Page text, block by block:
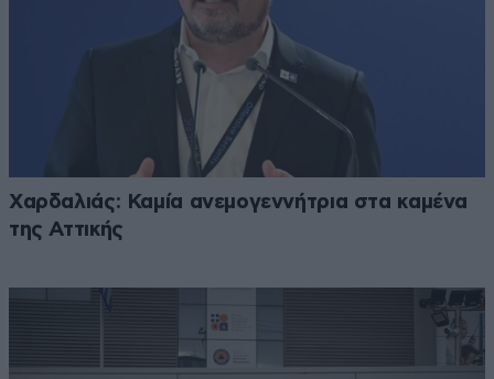
Χαρδαλιάς: Καμία ανεμογεννήτρια στα καμένα
της Αττικής